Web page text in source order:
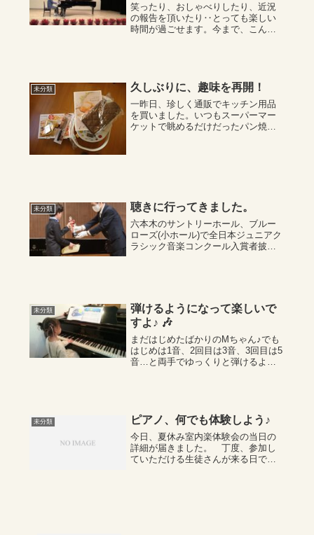
笑ったり、おしゃべりしたり、近況
の報告を頂いたり‥とっても楽しい
時間が過ごせます。今まで、こんな
楽しい趣味の時間...
未分類 久しぶりに、趣味を再開！
一昨日、珍しく通販でキッチン用品
を買いました。いつもスーパーマー
ケットで眺めるだけだったパン焼き
未分類 聴きに行ってきました。
六本木のサントリーホール、ブルー
ローズ(小ホール)で全日本ジュニアク
ラシック音楽コンクール入賞者披露
前に駆け...
未分類
弾けるようになって楽しいで
すよ♪ 🎶
まだはじめたばかりのMちゃん♪でも
はじめは1音、2回目は3音、3回目は5
音…と両手でゆっくりと弾けるよう
お指や...
未分類 ピアノ、何でも体験しよう♪
今日、夏休み室内楽体験会の当日の
詳細が届きました。 丁度、参加し
ていただける生徒さんが来る日でし